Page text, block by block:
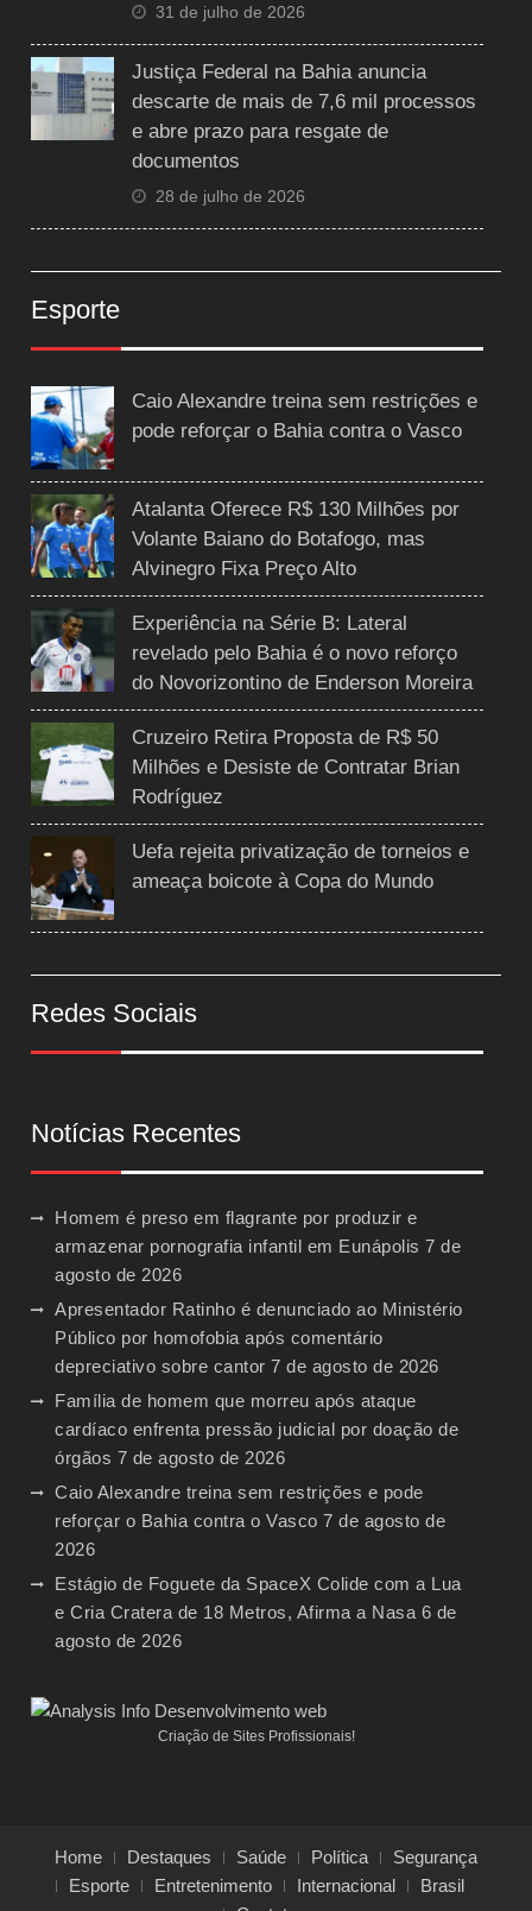
31 de julho de 2026
Justiça Federal na Bahia anuncia
descarte de mais de 7,6 mil processos
e abre prazo para resgate de
documentos
28 de julho de 2026
Esporte
Caio Alexandre treina sem restrições e
pode reforçar o Bahia contra o Vasco
Atalanta Oferece R$ 130 Milhões por
Volante Baiano do Botafogo, mas
Alvinegro Fixa Preço Alto
Experiência na Série B: Lateral
revelado pelo Bahia é o novo reforço
do Novorizontino de Enderson Moreira
Cruzeiro Retira Proposta de R$ 50
Milhões e Desiste de Contratar Brian
Rodríguez
Uefa rejeita privatização de torneios e
ameaça boicote à Copa do Mundo
Redes Sociais
Notícias Recentes
Homem é preso em flagrante por produzir e
armazenar pornografia infantil em Eunápolis 7 de
agosto de 2026
Apresentador Ratinho é denunciado ao Ministério
Público por homofobia após comentário
depreciativo sobre cantor 7 de agosto de 2026
Família de homem que morreu após ataque
cardíaco enfrenta pressão judicial por doação de
órgãos 7 de agosto de 2026
Caio Alexandre treina sem restrições e pode
reforçar o Bahia contra o Vasco 7 de agosto de
2026
Estágio de Foguete da SpaceX Colide com a Lua
e Cria Cratera de 18 Metros, Afirma a Nasa 6 de
agosto de 2026
Criação de Sites Profissionais!
Home Destaques Saúde Política
Segurança
Esporte
Entretenimento Internacional
Brasil